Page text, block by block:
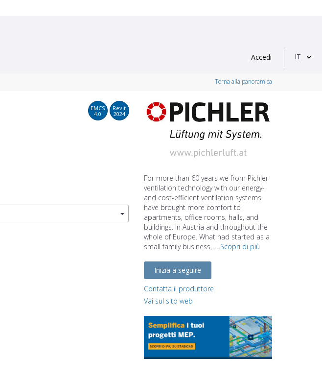
Accedi IT
Torna alla panoramica
EMCS
4.0
Revit
2024
For more than 60 years we from Pichler
ventilation technology with our energy-
and cost-efficient ventilation systems
have brought more comfort to
apartments, office rooms, halls, and
buildings. In Austria and throughout the
whole of Europe. What had started as a
small family business, ... Scopri di più
Inizia a seguire
Contatta il produttore
Vai sul sito web